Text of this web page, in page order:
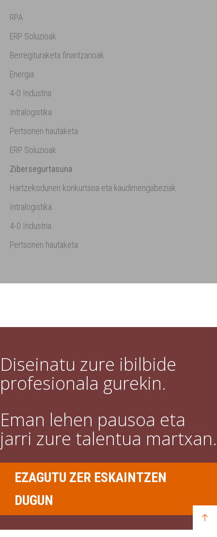
RPA
ERP Soluzioak
Berregituraketa finantzarioak
Energia
4-0 Industria
Intralogistika
Pertsonen hautaketa
ERP Soluzioak
Zibersegurtasuna
Hartzekodunen konkurtsoa eta kaudimengabeziak
Intralogistika
4-0 Industria
Pertsonen hautaketa
Diseinatu zure ibilbide
profesionala gurekin.
Eman lehen pausoa eta
jarri zure talentua martxan.
EZAGUTU ZER ESKAINTZEN
DUGUN